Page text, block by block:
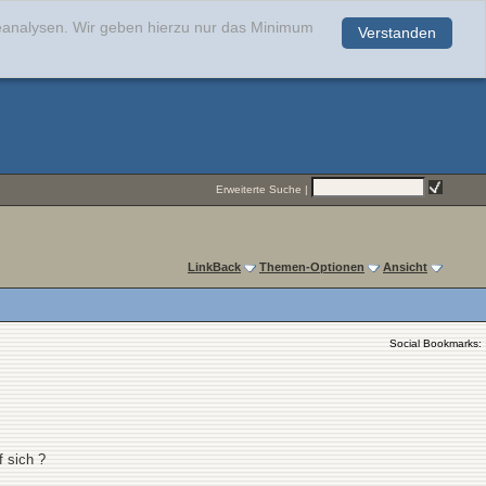
Verstanden
Wir geben hierzu nur das Minimum
Erweiterte Suche |
LinkBack Themen-Optionen Ansicht
Social Bookmarks:
sich ?